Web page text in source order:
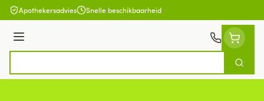
Ga naar de inhoud
Apothekersadvies Snelle beschikbaarheid
Menu
Zoek